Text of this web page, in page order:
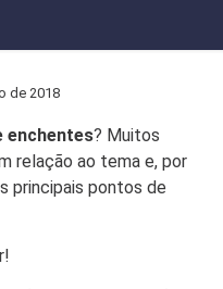
de 2018
enchentes? Muitos
relação ao tema e, por
principais pontos de